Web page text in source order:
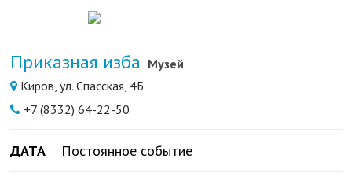
Приказная изба Музей
Киров, ул. Спасская, 4Б
+7 (8332) 64-22-50
ДАТА Постоянное событие